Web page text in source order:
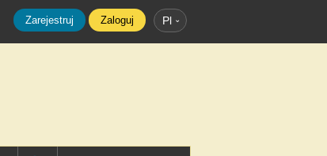
Zarejestruj Zaloguj Pl